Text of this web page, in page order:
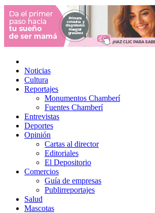
Noticias
Cultura
Reportajes
Monumentos Chamberí
Fuentes Chamberí
Entrevistas
Deportes
Opinión
Cartas al director
Editoriales
El Depositorio
Comercios
Guía de empresas
Publirreportajes
Salud
Mascotas